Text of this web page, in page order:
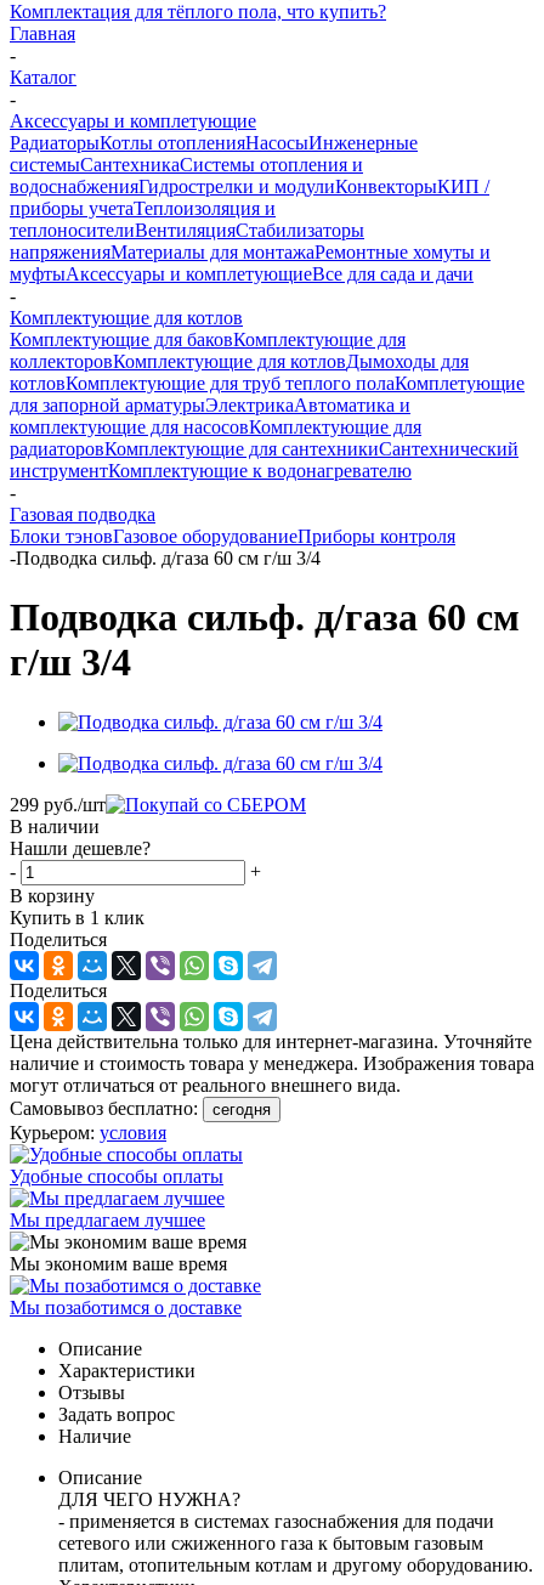
Комплектация для тёплого пола, что купить?
Главная
-
Каталог
-
Аксессуары и комплетующие
РадиаторыКотлы отопленияНасосыИнженерные
системыСантехникаСистемы отопления и
водоснабженияГидрострелки и модулиКонвекторыКИП /
приборы учетаТеплоизоляция и
теплоносителиВентиляцияСтабилизаторы
напряженияМатериалы для монтажаРемонтные хомуты и
муфтыАксессуары и комплетующиеВсе для сада и дачи
-
Комплектующие для котлов
Комплектующие для баковКомплектующие для
коллекторовКомплектующие для котловДымоходы для
котловКомплектующие для труб теплого полаКомплетующие
для запорной арматурыЭлектрикаАвтоматика и
комплектующие для насосовКомплектующие для
радиаторовКомплектующие для сантехникиСантехнический
инструментКомплектующие к водонагревателю
-
Газовая подводка
Блоки тэновГазовое оборудованиеПриборы контроля
-Подводка сильф. д/газа 60 см г/ш 3/4
Подводка сильф. д/газа 60 см
г/ш 3/4
299 руб./шт
В наличии
Нашли дешевле?
-
+
В корзину
Купить в 1 клик
Поделиться
Поделиться
Цена действительна только для интернет-магазина. Уточняйте
наличие и стоимость товара у менеджера. Изображения товара
могут отличаться от реального внешнего вида.
Самовывоз бесплатно:
сегодня
Курьером: условия
Удобные способы оплаты
Мы предлагаем лучшее
Мы экономим ваше время
Мы позаботимся о доставке
Описание
Характеристики
Отзывы
Задать вопрос
Наличие
Описание
ДЛЯ ЧЕГО НУЖНА?
- применяется в системах газоснабжения для подачи
сетевого или сжиженного газа к бытовым газовым
плитам, отопительным котлам и другому оборудованию.